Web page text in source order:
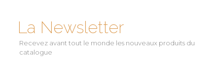
La Newsletter
Recevez avant tout le monde les nouveaux produits du
catalogue